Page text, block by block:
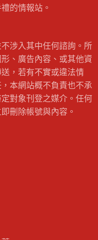
的情報站。
涉入其中任何諮詢。所
、廣告內容、或其他資
，若有不實或違法情
本網站概不負責也不承
對象刊登之媒介。任何
刪除帳號與內容。